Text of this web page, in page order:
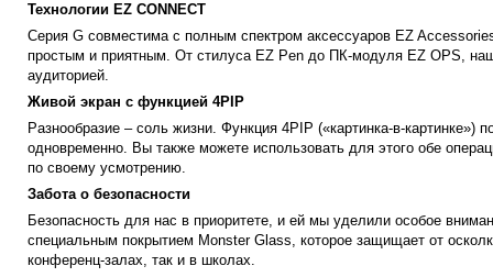
Технологии EZ CONNECT
Серия G совместима с полным спектром аксессуаров EZ
простым и приятным. От стилуса EZ Pen до ПК-модуля EZ OPS,
аудиторией.
Живой экран с функцией 4PIP
Разнообразие – соль жизни. Функция 4PIP («картинка-в-картинке»)
одновременно. Вы также можете использовать для этого обе
по своему усмотрению.
Забота о безопасности
Безопасность для нас в приоритете, и ей мы уделили особое
специальным покрытием Monster Glass, которое защищает от
конференц-залах, так и в школах.